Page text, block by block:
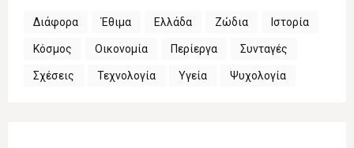
Διάφορα Έθιμα Ελλάδα Ζώδια Ιστορία
Κόσμος Οικονομία Περίεργα Συνταγές
Σχέσεις Τεχνολογία Υγεία Ψυχολογία